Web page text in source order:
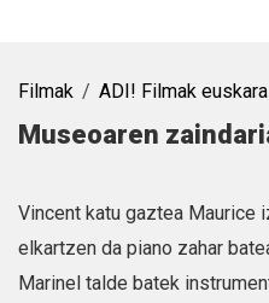
Filmak ADI! Filmak
Museoaren
Vincent katu gaztea Maurice
elkartzen da piano zahar
Marinel talde batek